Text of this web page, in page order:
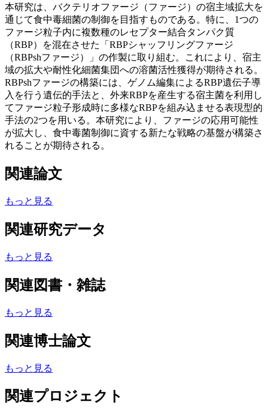
本研究は、バクテリオファージ（ファージ）の宿主域拡大を
通じて食中毒細菌の制御を目指すものである。特に、1つの
ファージ粒子内に複数種のレセプター結合タンパク質
（RBP）を混在させた「RBPシャッフリングファージ
（RBPshファージ）」の作製に取り組む。これにより、宿主
域の拡大や耐性化細菌集団への溶菌活性獲得が期待される。
RBPshファージの構築には、ゲノム編集によるRBP遺伝子導
入を行う遺伝的手法と、外来RBPを産生する宿主菌を利用し
てファージ粒子形成時に多様なRBPを組み込ませる表現型的
手法の2つを用いる。本研究により、ファージの応用可能性
が拡大し、食中毒菌制御に資する新たな戦略の基盤が構築さ
れることが期待される。
関連論文
もっと見る
関連研究データ
もっと見る
関連図書・雑誌
もっと見る
関連博士論文
もっと見る
関連プロジェクト